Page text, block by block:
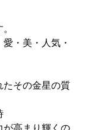
・美・人気・
たその金星の質